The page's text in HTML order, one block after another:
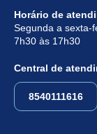
Horário de
Segunda a sexta-
7h30 às 17h30
Central de
8540111616